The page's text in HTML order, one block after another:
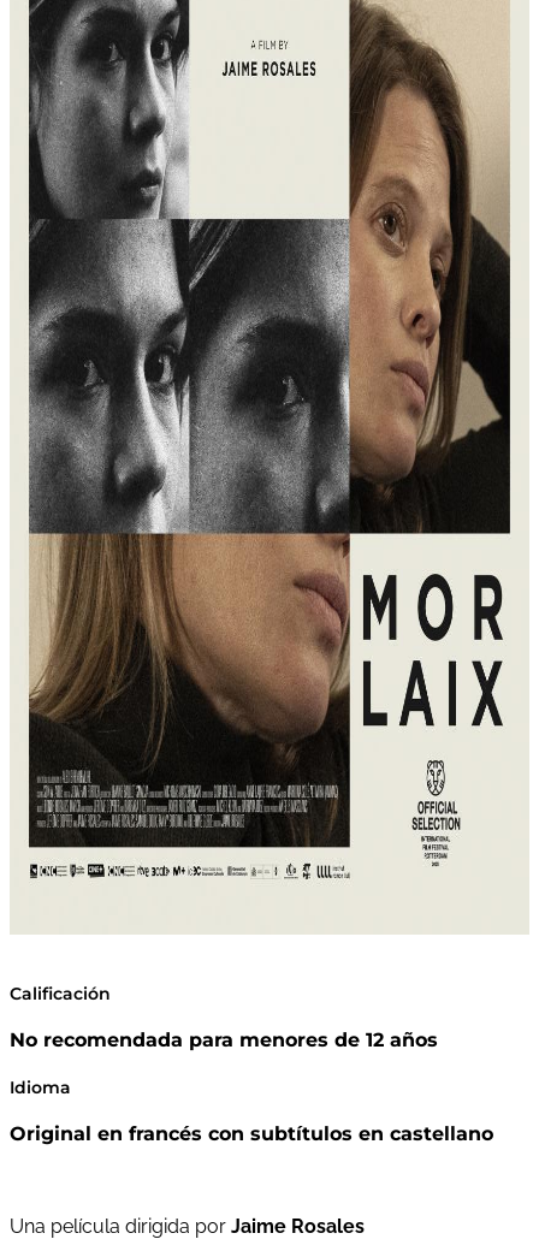
Calificación
No recomendada para menores de 12 años
Idioma
Original en francés con subtítulos en castellano
Una película dirigida por Jaime Rosales